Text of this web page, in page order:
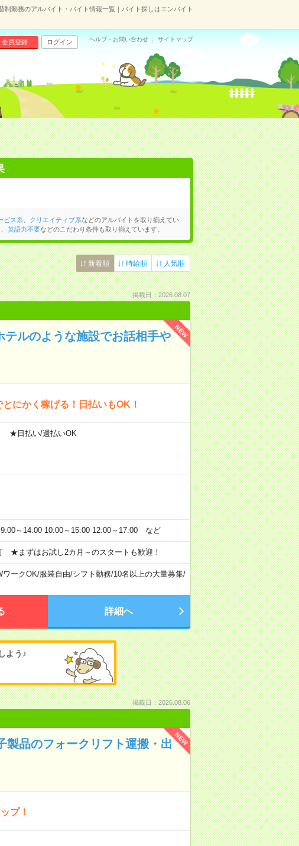
制勤務のアルバイト・バイト情報一覧｜バイト探しはエンバイト
会員登録 ログイン ヘルプ・お問い合わせ サイトマップ
ビス系 クリエイティブ系などのアルバイトを取り揃えてい
英語力不要などのこだわり条件も取り揃えています。
新着順 時給順 人気順
掲載日：2026.08.07
NEW
テルのような施設でお話相手や
にかく稼げる！日払いもOK！
★日払い/週払いOK
～14:00 10:00～15:00 12:00～17:00 など
★まずはお試し2カ月～のスタートも歓迎！
ワークOK/服装自由/シフト勤務/10名以上の大量募集/
詳細へ
よう♪
掲載日：2026.08.06
NEW
製品のフォークリフト運搬・出
プ！